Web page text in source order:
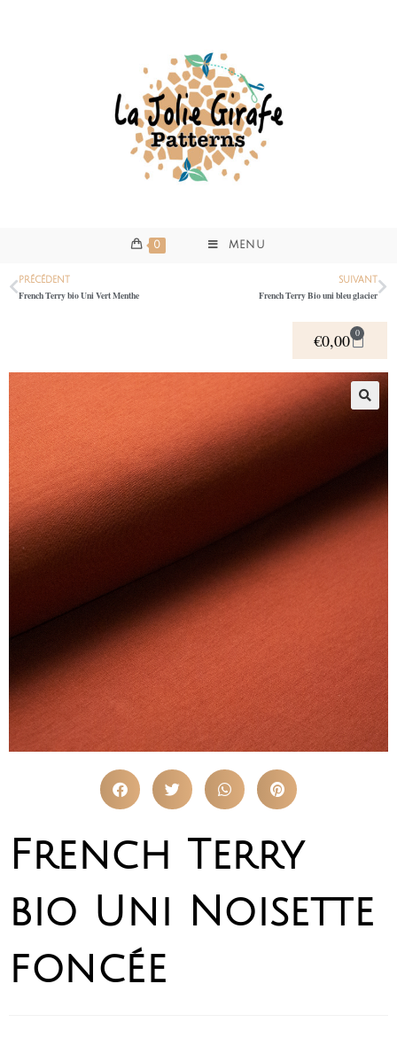
0 MENU
PRÉCÉDENT
French Terry bio Uni Vert Menthe
SUIVANT
French Terry Bio uni bleu glacier
€0,00 0
French Terry
bio Uni Noisette
foncée